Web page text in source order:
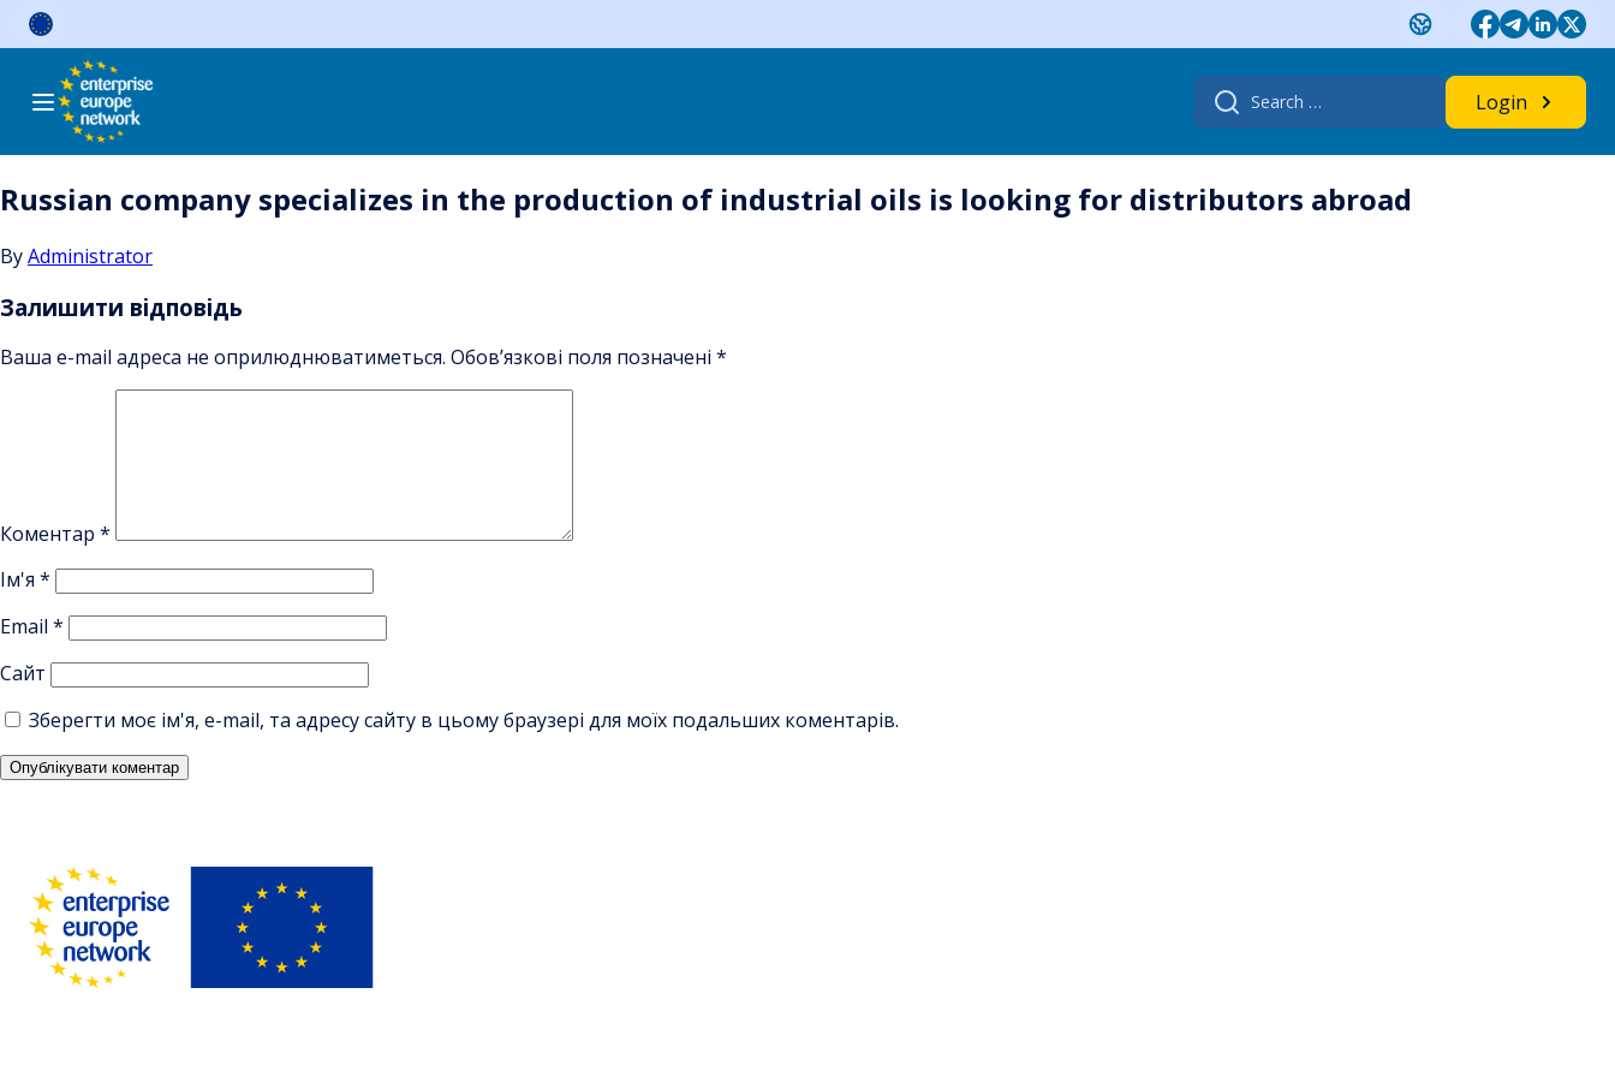
Skip
Search
for:
Login
Russian company specializes in the production of industrial oils is looking for distributors abroad
ByAdministrator
Залишити відповідь
Ваша e-mail адреса не оприлюднюватиметься. Обов’язкові поля позначені *
Коментар *
Ім'я *
Email *
Сайт
Зберегти моє ім'я, e-mail, та адресу сайту в цьому браузері для моїх подальших коментарів.